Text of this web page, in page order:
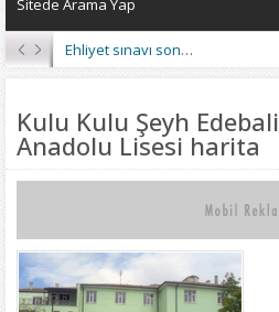
Ehliyet sınavı sonuçları açıklandı
Kulu Kulu Şeyh Edebali
Anadolu Lisesi harita